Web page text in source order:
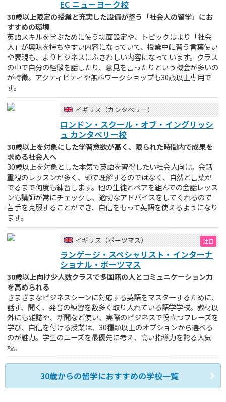
EC ニューヨーク校
30歳以上限定の授業と充実した設備が整う「社会人の留学」にお
すすめの環境
英語スキルを学ぶために使う場面設定や、トピックはより「社会
人」が興味を持ちやすい内容になっていて、授業中に習う言葉使い
や表現も、よりビジネスにふさわしい内容になっています。クラス
の中で自分の経験を話したり、意見を言ったりという機会が多いの
が特徴。アクティビティや無料ワークショップも30歳以上専用で
す。
イギリス（カンタベリー）
ロンドン・スクール・オブ・イングリッシ
ュ カンタベリー校
30歳以上を対象にした学習意欲が高く、限られた時間内で成果を
求める社会人へ
30歳以上を対象とした本気で英語を習得したい社会人向け。会話
重視のレッスンが多く、頭で理解するのではなく、自然と言葉が
でるまで何度も練習します。他の生徒とペアを組んでの会話レッス
ンも講師が常にチェックし、適切なアドバイスをしてくれるので
苦手を克服することができ、自信をもって英語を使えるようになり
ます。
イギリス（ポーツマス）
ランゲージ・スペシャリスト・インターナ
ショナル・ポーツマス
30歳以上向け少人数クラスで多国籍の人とコミュニケーション力
を高められる
さまざまなビジネスシーンに対応する英語をマスターするために、
話す、聞く、発音の練習を数多く取り入れている語学学校。教材以
外にも雑誌や、新聞など使い、実際のビジネスで役立つフレーズを
学び、自信を付ける授業は、30種類以上のオプションから選べる
のが魅力。学生のニーズを最優先に考え、高い指導力を誇る人気
校。
30歳からの留学におすすめの学校一覧